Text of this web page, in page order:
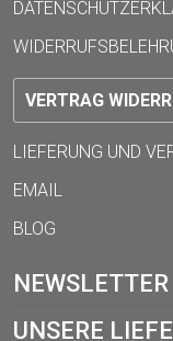
VERTRAG
LIEFERUNG UND
EMAIL
BLOG
NEWSLETTER
UNSERE